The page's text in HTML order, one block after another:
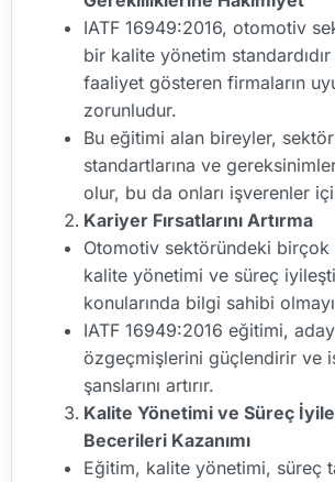
IATF 16949:2016, otomotiv
bir kalite yönetim
faaliyet gösteren firmaların
zorunludur.
Bu eğitimi alan bireyler,
standartlarına ve
olur, bu da onları işverenler
Kariyer Fırsatlarını Artırma
Otomotiv sektöründeki
kalite yönetimi ve süreç
konularında bilgi sahibi
IATF 16949:2016 eğitimi,
özgeçmişlerini güçlendirir ve
şanslarını artırır.
Kalite Yönetimi ve Süreç
Becerileri Kazanımı
Eğitim, kalite yönetimi, süreç